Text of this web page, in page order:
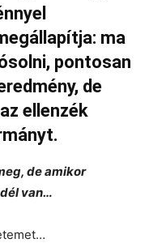
ma
pontosan
de
ellenzék
de amikor
van…